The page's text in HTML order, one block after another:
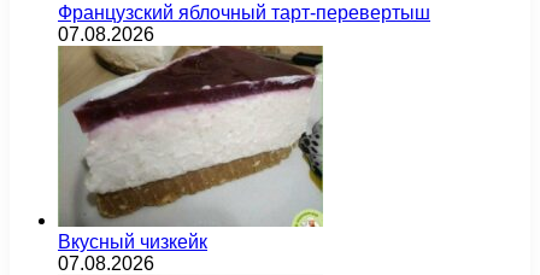
Французский яблочный тарт-перевертыш
07.08.2026
Вкусный чизкейк
07.08.2026